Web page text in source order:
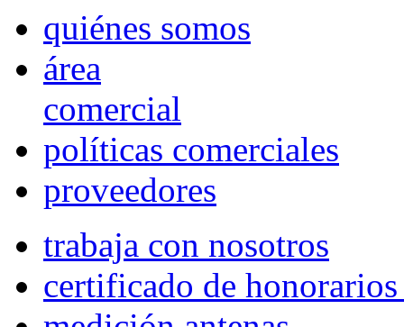
quiénes somos
área
comercial
políticas comerciales
proveedores
trabaja con nosotros
certificado de